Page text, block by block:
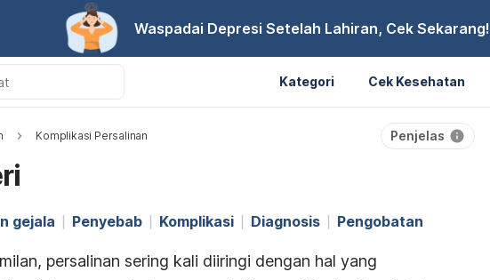
Waspadai Depresi Setelah Lahiran, Cek Sekarang!
Kategori Cek Kesehatan
Komplikasi Persalinan Penjelas
gejala Penyebab Komplikasi Diagnosis Pengobatan
persalinan sering kali diiringi dengan hal yang